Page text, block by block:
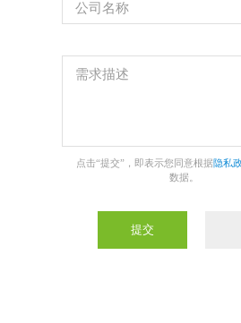
公司名称
需求描述
点击“提交”，即表示您同意根据隐私
数据。